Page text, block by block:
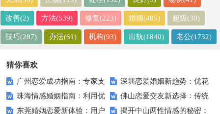
改善(2) 方法(539) 修复(223) 婚姻(405) 超级(30)
技巧(287) 办法(61) 机构(93) 出轨(1840) 老公(1732)
猜你喜欢
广州恋爱成功指南：专家支
招让你在优花情缘中找到真爱
深圳恋爱婚姻新趋势：优花
情缘助力单身青年追寻幸福
珠海情感婚姻指南：利用优
花情缘实现幸福的五个步骤
佛山恋爱交友新选择：传统
方式与优花情缘的对比分析
东莞婚姻恋爱新体验：用户 揭开中山两性情感的秘密：